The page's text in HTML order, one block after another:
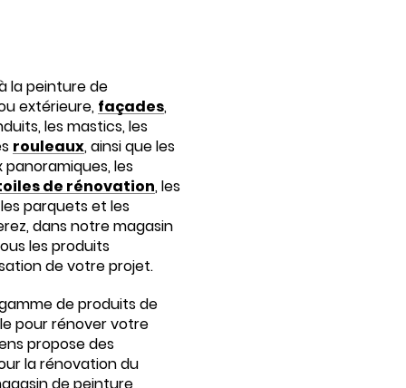
la peinture de
extérieure, façades,
les mastics, les
rouleaux, ainsi que les
les
de rénovation, les
parquets et les
dans notre magasin
les produits
de votre projet.
de produits de
pour rénover votre
propose des
la rénovation du